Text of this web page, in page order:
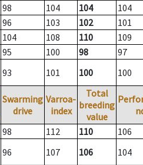
98 104 104
104
96 103 102
101
104 108 110
109
95 100 98
97
93 101 100 100
Swarming
drive
Varroa-
index
Total
breeding
value
98 112 110
106
96 107 106 104